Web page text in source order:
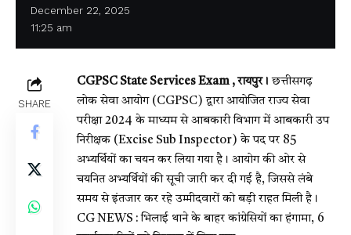
December 22, 2025
11:25 am
SHARE
CGPSC State Services Exam , रायपुर।छत्तीसगढ़
लोक सेवा आयोग (CGPSC) द्वारा आयोजित राज्य सेवा
परीक्षा 2024 के माध्यम से आबकारी विभाग में आबकारी उप
निरीक्षक (Excise Sub Inspector) के पद पर 85
अभ्यर्थियों का चयन कर लिया गया है। आयोग की ओर से
चयनित अभ्यर्थियों की सूची जारी कर दी गई है, जिससे लंबे
समय से इंतजार कर रहे उम्मीदवारों को बड़ी राहत मिली है।
CG NEWS : भिलाई थाने के बाहर कांग्रेसियों का हंगामा, 6